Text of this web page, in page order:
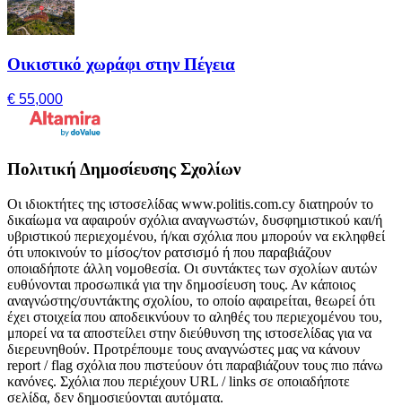
Οικιστικό χωράφι στην Πέγεια
€ 55,000
Πολιτική Δημοσίευσης Σχολίων
Οι ιδιοκτήτες της ιστοσελίδας www.politis.com.cy διατηρούν το
δικαίωμα να αφαιρούν σχόλια αναγνωστών, δυσφημιστικού και/ή
υβριστικού περιεχομένου, ή/και σχόλια που μπορούν να εκληφθεί
ότι υποκινούν το μίσος/τον ρατσισμό ή που παραβιάζουν
οποιαδήποτε άλλη νομοθεσία. Οι συντάκτες των σχολίων αυτών
ευθύνονται προσωπικά για την δημοσίευση τους. Αν κάποιος
αναγνώστης/συντάκτης σχολίου, το οποίο αφαιρείται, θεωρεί ότι
έχει στοιχεία που αποδεικνύουν το αληθές του περιεχομένου του,
μπορεί να τα αποστείλει στην διεύθυνση της ιστοσελίδας για να
διερευνηθούν. Προτρέπουμε τους αναγνώστες μας να κάνουν
report / flag σχόλια που πιστεύουν ότι παραβιάζουν τους πιο πάνω
κανόνες. Σχόλια που περιέχουν URL / links σε οποιαδήποτε
σελίδα, δεν δημοσιεύονται αυτόματα.